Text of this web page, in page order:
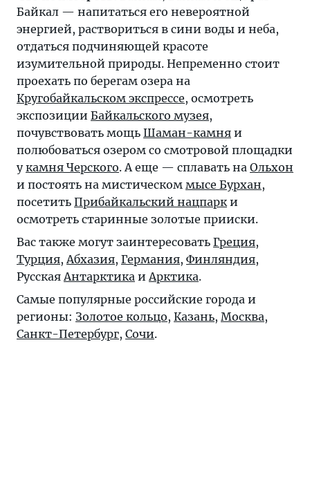
Байкал — напитаться его невероятной
энергией, раствориться в сини воды и неба,
отдаться подчиняющей красоте
изумительной природы. Непременно стоит
проехать по берегам озера на
Кругобайкальском экспрессе, осмотреть
экспозиции Байкальского музея,
почувствовать мощь Шаман-камня и
полюбоваться озером со смотровой площадки
укамня Черского. А еще — сплавать на Ольхон
и постоять на мистическом мысе Бурхан,
посетить Прибайкальский нацпарк и
осмотреть старинные золотые прииски.
Вас также могут заинтересовать Греция,
Турция, Абхазия, Германия, Финляндия,
Русская Антарктика и Арктика.
Самые популярные российские города и
регионы: Золотое кольцо, Казань, Москва,
Санкт-Петербург, Сочи.